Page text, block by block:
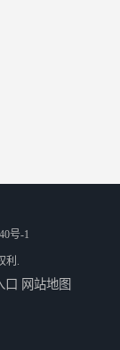
号-1
利.
口 网站地图